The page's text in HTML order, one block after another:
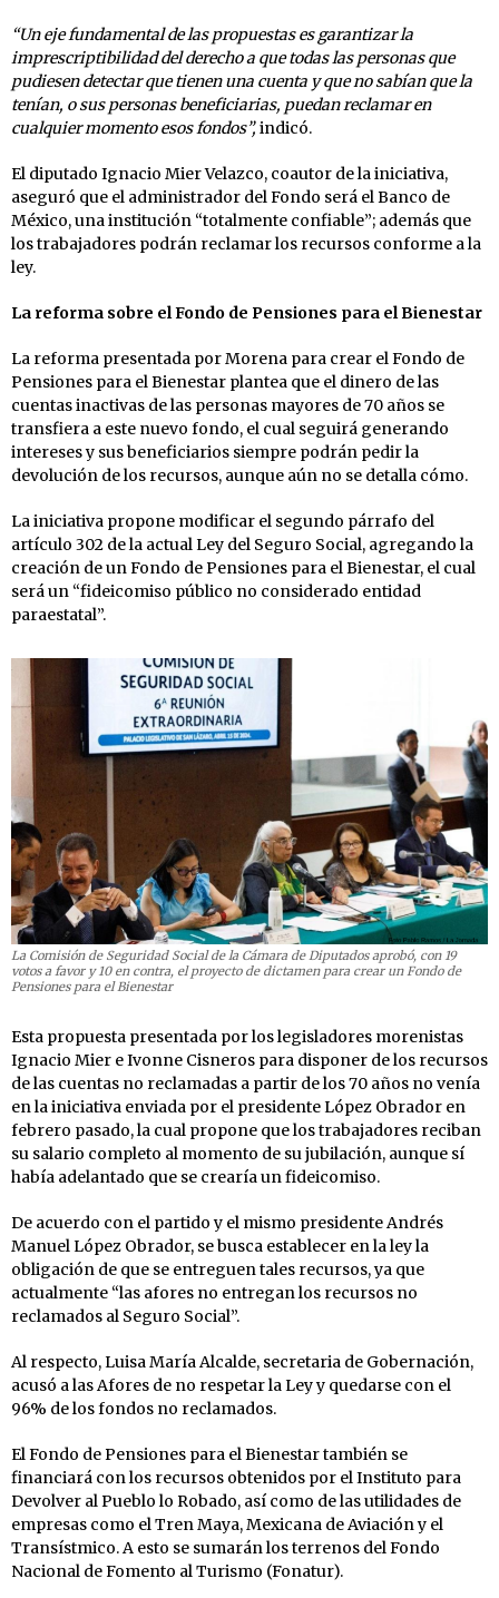
“Un eje fundamental de las propuestas es garantizar la
imprescriptibilidad del derecho a que todas las personas que
pudiesen detectar que tienen una cuenta y que no sabían que la
tenían, o sus personas beneficiarias, puedan reclamar en
cualquier momento esos fondos”,indicó.
El diputado Ignacio Mier Velazco, coautor de la iniciativa,
aseguró que el administrador del Fondo será el Banco de
México, una institución “totalmente confiable”; además que
los trabajadores podrán reclamar los recursos conforme a la
ley.
La reforma sobre el Fondo de Pensiones para el Bienestar
La reforma presentada por Morena para crear el Fondo de
Pensiones para el Bienestar plantea que el dinero de las
cuentas inactivas de las personas mayores de 70 años se
transfiera a este nuevo fondo, el cual seguirá generando
intereses y sus beneficiarios siempre podrán pedir la
devolución de los recursos, aunque aún no se detalla cómo.
La iniciativa propone modificar el segundo párrafo del
artículo 302 de la actual Ley del Seguro Social, agregando la
creación de un Fondo de Pensiones para el Bienestar, el cual
será un “fideicomiso público no considerado entidad
paraestatal”.
La Comisión de Seguridad Social de la Cámara de Diputados aprobó, con 19
votos a favor y 10 en contra, el proyecto de dictamen para crear un Fondo de
Pensiones para el Bienestar
Esta propuesta presentada por los legisladores morenistas
Ignacio Mier e Ivonne Cisneros para disponer de los recursos
de las cuentas no reclamadas a partir de los 70 años no venía
en la iniciativa enviada por el presidente López Obrador en
febrero pasado, la cual propone que los trabajadores reciban
su salario completo al momento de su jubilación, aunque sí
había adelantado que se crearía un fideicomiso.
De acuerdo con el partido y el mismo presidente Andrés
Manuel López Obrador, se busca establecer en la ley la
obligación de que se entreguen tales recursos, ya que
actualmente “las afores no entregan los recursos no
reclamados al Seguro Social”.
Al respecto, Luisa María Alcalde, secretaria de Gobernación,
acusó a las Afores de no respetar la Ley y quedarse con el
96% de los fondos no reclamados.
El Fondo de Pensiones para el Bienestar también se
financiará con los recursos obtenidos por el Instituto para
Devolver al Pueblo lo Robado, así como de las utilidades de
empresas como el Tren Maya, Mexicana de Aviación y el
Transístmico. A esto se sumarán los terrenos del Fondo
Nacional de Fomento al Turismo (Fonatur).